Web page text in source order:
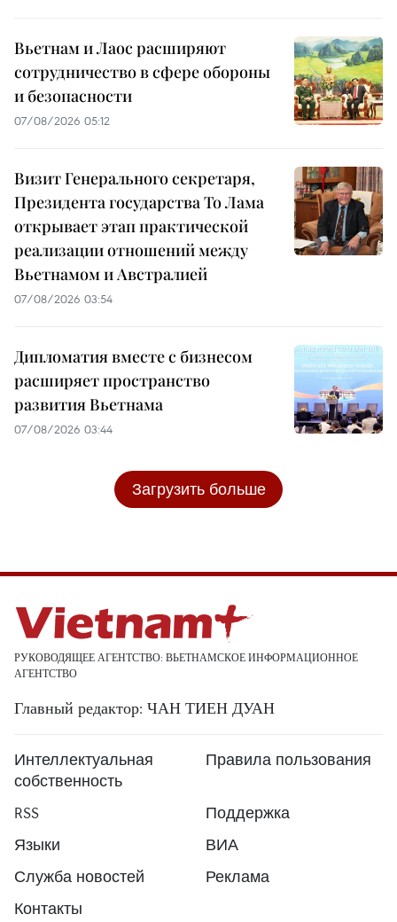
Вьетнам и Лаос расширяют
сотрудничество в сфере обороны
и безопасности
07/08/2026 05:12
Визит Генерального секретаря,
Президента государства То Лама
открывает этап практической
реализации отношений между
Вьетнамом и Австралией
07/08/2026 03:54
Дипломатия вместе с бизнесом
расширяет пространство
развития Вьетнама
07/08/2026 03:44
Загрузить больше
РУКОВОДЯЩЕЕ АГЕНТСТВО: ВЬЕТНАМСКОЕ ИНФОРМАЦИОННОЕ
АГЕНТСТВО
Главный редактор: ЧАН ТИЕН ДУАН
Интеллектуальная
собственность
Правила пользования
RSS
Поддержка
Языки
ВИА
Служба новостей
Реклама
Контакты